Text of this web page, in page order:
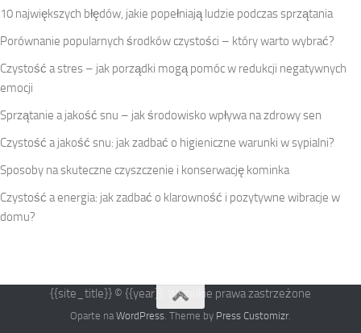
10 największych błędów, jakie popełniają ludzie podczas sprzątania
Porównanie popularnych środków czystości – który warto wybrać?
Czystość a stres – jak porządki mogą pomóc w redukcji negatywnych
emocji
Sprzątanie a jakość snu – jak środowisko wpływa na zdrowy sen
Czystość a jakość snu: jak zadbać o higieniczne warunki w sypialni?
Sposoby na skuteczne czyszczenie i konserwację kominka
Czystość a energia: jak zadbać o klarowność i pozytywne wibracje w
domu?
{{site_title}} © {{year}}. Wszelkie prawa zastrzeżone
Oparte naWordPress. Theme by Press Customizr.